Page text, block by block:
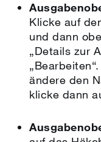
Klicke auf
und dann
„Details zur
ändere den
klicke dann